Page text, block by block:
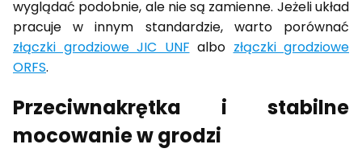
wyglądać podobnie, ale nie są zamienne. Jeżeli układ
pracuje w innym standardzie, warto porównać
złączki grodziowe JIC UNF albo złączki grodziowe
ORFS.
Przeciwnakrętka i stabilne
mocowanie w grodzi